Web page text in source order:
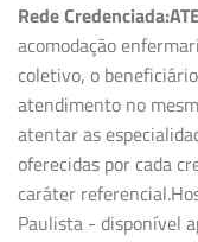
Rede Credenciada:
acomodação
coletivo, o
atendimento no
atentar as
oferecidas por cada
caráter
Paulista - disponível